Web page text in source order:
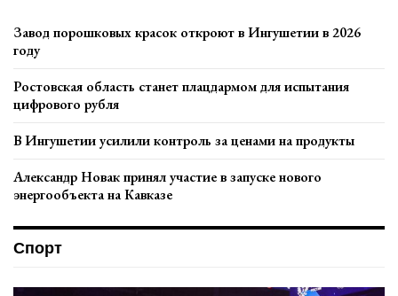
Завод порошковых красок откроют в Ингушетии в 2026
году
Ростовская область станет плацдармом для испытания
цифрового рубля
В Ингушетии усилили контроль за ценами на продукты
Александр Новак принял участие в запуске нового
энергообъекта на Кавказе
Спорт